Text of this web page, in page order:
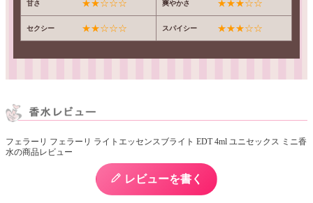
甘さ ★★☆☆☆ 爽やかさ ★★★☆☆
セクシー ★★☆☆☆ スパイシー ★★★☆☆
フェラーリ フェラーリ ライトエッセンスブライト EDT 4ml ユニセックス ミニ香
水の商品レビュー
レビューを書く